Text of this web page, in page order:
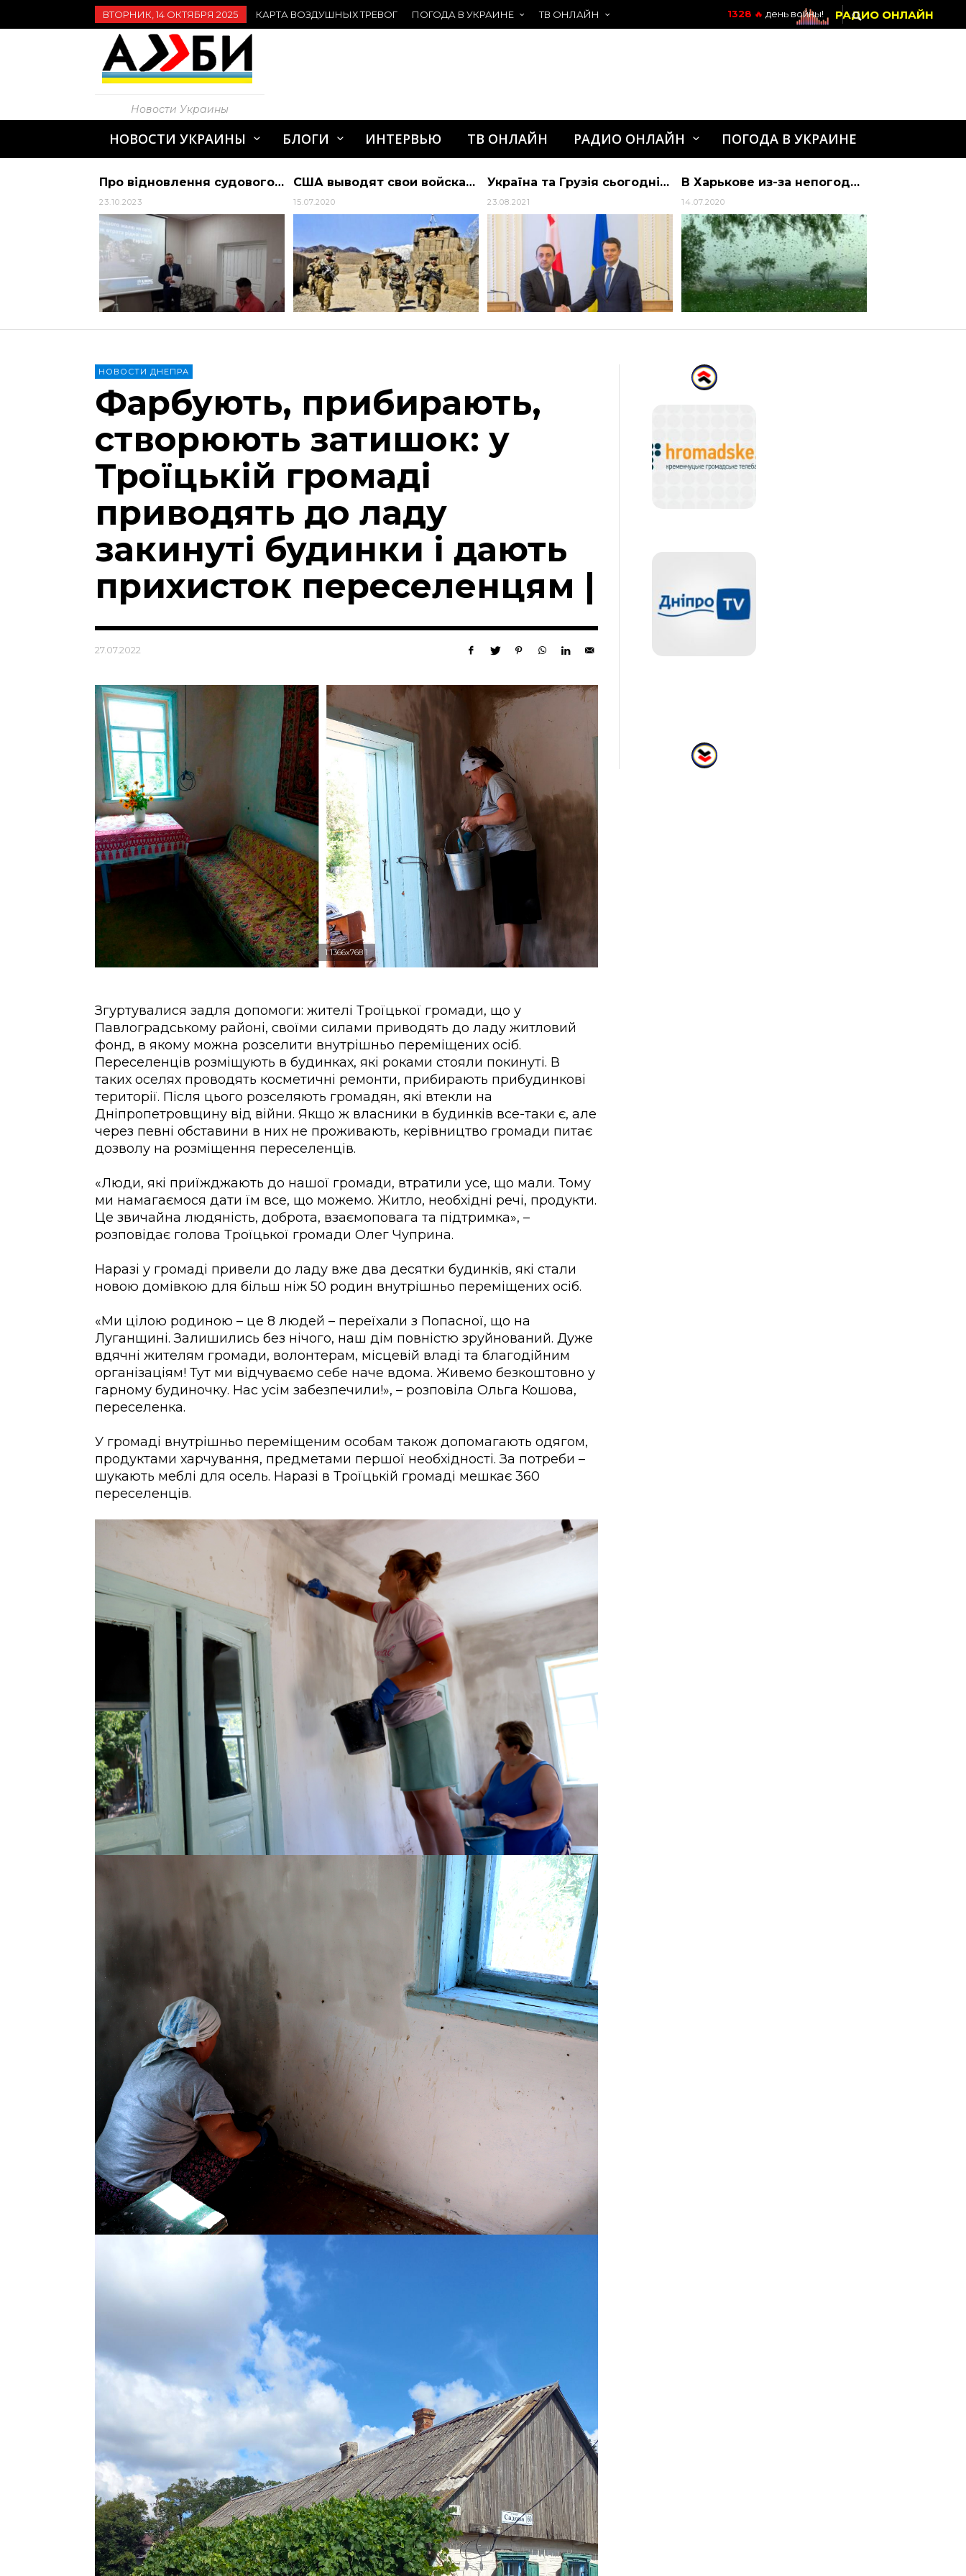
ВТОРНИК, 14 ОКТЯБРЯ 2025 КАРТА ВОЗДУШНЫХ ТРЕВОГ ПОГОДА В УКРАИНЕ ТВ ОНЛАЙН РАДИО ОНЛАЙН
1328 🔥день войны!
Новости Украины
НОВОСТИ УКРАИНЫ БЛОГИ ИНТЕРВЬЮ ТВ ОНЛАЙН РАДИО ОНЛАЙН ПОГОДА В УКРАИНЕ
США выводят свои войска из Афганистана и передают пять военных баз афганцам | Алиби
15.07.2020
Україна та Грузія сьогодні активно співпрацюють за різними напрямами: це і між…
23.08.2021
В Харькове из-за непогоды затопило несколько центральних улиц | Алиби
14.07.2020
Окупація Севастополя Росією: як це було 10 років тому і як українці досі борються з окупантами
28.02.2024
НОВОСТИ ДНЕПРА
Фарбують, прибирають,
створюють затишок: у
Троїцькій громаді
приводять до ладу
закинуті будинки і дають
прихисток переселенцям |
27.07.2022
1 1366x768 1
Згуртувалися задля допомоги: жителі Троїцької громади, що у
Павлоградському районі, своїми силами приводять до ладу житловий
фонд, в якому можна розселити внутрішньо переміщених осіб.
Переселенців розміщують в будинках, які роками стояли покинуті. В
таких оселях проводять косметичні ремонти, прибирають прибудинкові
території. Після цього розселяють громадян, які втекли на
Дніпропетровщину від війни. Якщо ж власники в будинків все-таки є, але
через певні обставини в них не проживають, керівництво громади питає
дозволу на розміщення переселенців.
«Люди, які приїжджають до нашої громади, втратили усе, що мали. Тому
ми намагаємося дати їм все, що можемо. Житло, необхідні речі, продукти.
Це звичайна людяність, доброта, взаємоповага та підтримка», –
розповідає голова Троїцької громади Олег Чуприна.
Наразі у громаді привели до ладу вже два десятки будинків, які стали
новою домівкою для більш ніж 50 родин внутрішньо переміщених осіб.
«Ми цілою родиною – це 8 людей – переїхали з Попасної, що на
Луганщині. Залишились без нічого, наш дім повністю зруйнований. Дуже
вдячні жителям громади, волонтерам, місцевій владі та благодійним
організаціям! Тут ми відчуваємо себе наче вдома. Живемо безкоштовно у
гарному будиночку. Нас усім забезпечили!», – розповіла Ольга Кошова,
переселенка.
У громаді внутрішньо переміщеним особам також допомагають одягом,
продуктами харчування, предметами першої необхідності. За потреби –
шукають меблі для осель. Наразі в Троїцькій громаді мешкає 360
переселенців.